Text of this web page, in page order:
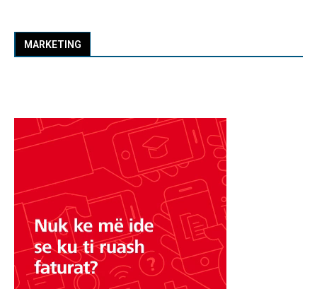
MARKETING